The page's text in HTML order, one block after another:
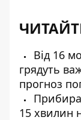
Від 16
грядуть
прогноз
15 хвилин